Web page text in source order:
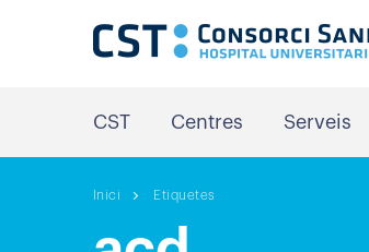
CST Centres Serveis
Inici Etiquetes